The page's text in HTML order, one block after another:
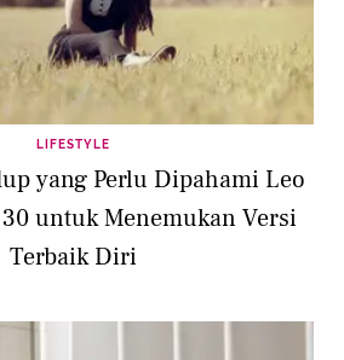
LIFESTYLE
yang Perlu Dipahami Leo
untuk Menemukan Versi
Terbaik Diri